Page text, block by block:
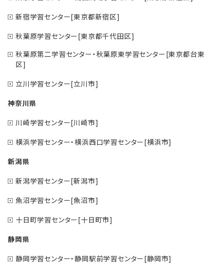
新宿学習センター[東京都新宿区]
秋葉原学習センター[東京都千代田区]
秋葉原第二学習センター・秋葉原東学習センター[東京都台東
区]
立川学習センター[立川市]
神奈川県
川崎学習センター[川崎市]
横浜学習センター・横浜西口学習センター[横浜市]
新潟県
新潟学習センター[新潟市]
魚沼学習センター[魚沼市]
十日町学習センター[十日町市]
静岡県
静岡学習センター・静岡駅前学習センター[静岡市]